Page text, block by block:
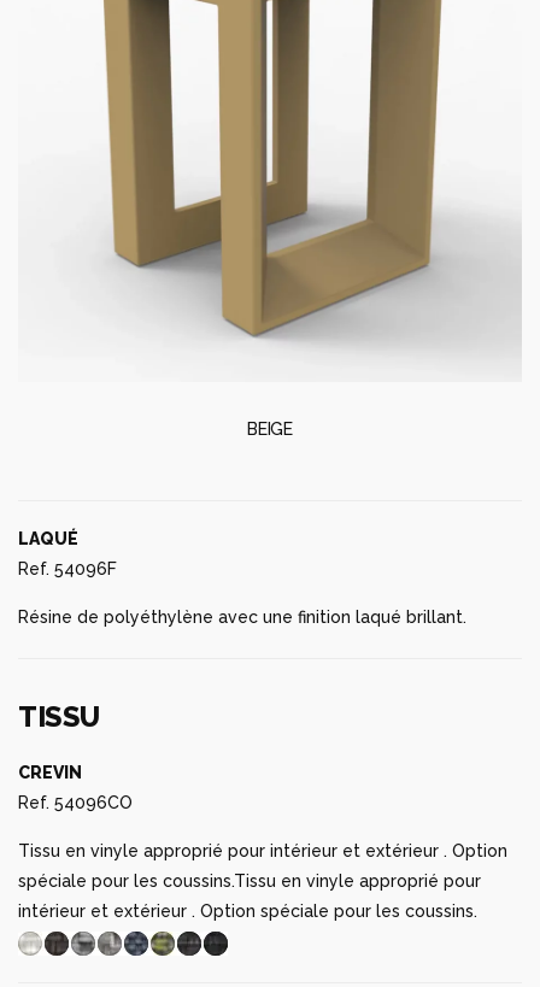
BEIGE
LAQUÉ
Ref. 54096F
Résine de polyéthylène avec une finition laqué brillant.
TISSU
CREVIN
Ref. 54096CO
Tissu en vinyle approprié pour intérieur et extérieur . Option
spéciale pour les coussins.Tissu en vinyle approprié pour
intérieur et extérieur . Option spéciale pour les coussins.